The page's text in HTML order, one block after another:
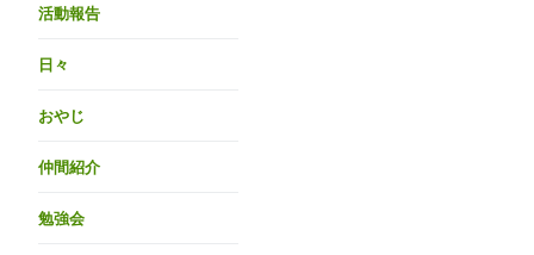
活動報告
日々
おやじ
仲間紹介
勉強会